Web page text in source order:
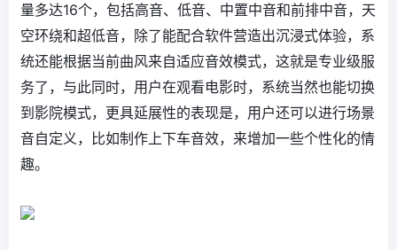
量多达16个，包括高音、低音、中置中音和前排中音，天
空环绕和超低音，除了能配合软件营造出沉浸式体验，系
统还能根据当前曲风来自适应音效模式，这就是专业级服
务了，与此同时，用户在观看电影时，系统当然也能切换
到影院模式，更具延展性的表现是，用户还可以进行场景
音自定义，比如制作上下车音效，来增加一些个性化的情
趣。